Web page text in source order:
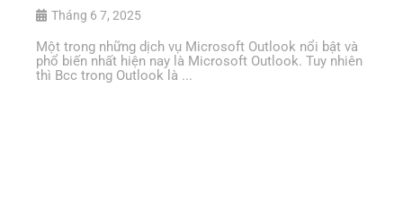
Tháng 6 7, 2025
Một trong những dịch vụ Microsoft Outlook nổi bật và
phổ biến nhất hiện nay là Microsoft Outlook. Tuy nhiên
thì Bcc trong Outlook là ...